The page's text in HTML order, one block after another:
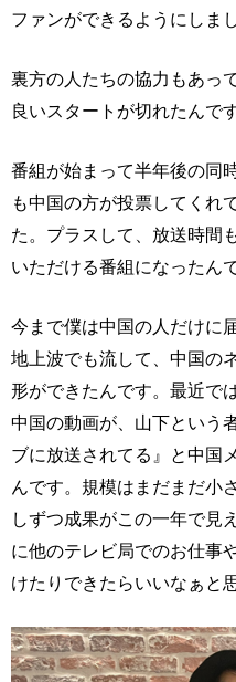
ファンができるようにしま
裏方の人たちの協力もあっ
良いスタートが切れたんです
番組が始まって半年後の同
も中国の方が投票してくれ
た。プラスして、放送時間
いただける番組になったんで
今まで僕は中国の人だけに
地上波でも流して、中国の
形ができたんです。最近で
中国の動画が、山下という
ブに放送されてる』と中国
んです。規模はまだまだ小
しずつ成果がこの一年で見
に他のテレビ局でのお仕事
けたりできたらいいなぁと